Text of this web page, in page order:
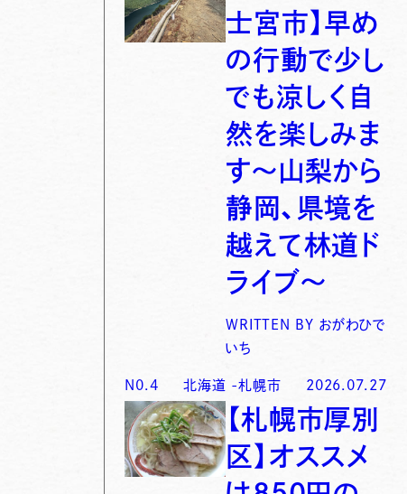
士宮市】早め
の行動で少し
でも涼しく自
然を楽しみま
す〜山梨から
静岡、県境を
越えて林道ド
ライブ〜
WRITTEN BY おがわひで
いち
N0. 4 北海道 -札幌市 2026.07.27
【札幌市厚別
区】オススメ